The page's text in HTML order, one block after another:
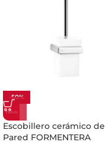
-50%
Escobillero cerámico de
Pared FORMENTERA